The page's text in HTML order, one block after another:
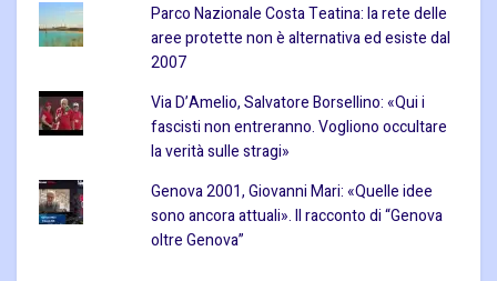
Parco Nazionale Costa Teatina: la rete delle
aree protette non è alternativa ed esiste dal
2007
Via D’Amelio, Salvatore Borsellino: «Qui i
fascisti non entreranno. Vogliono occultare
la verità sulle stragi»
Genova 2001, Giovanni Mari: «Quelle idee
sono ancora attuali». Il racconto di “Genova
oltre Genova”